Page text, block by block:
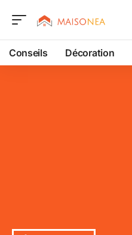
Conseils Décoration